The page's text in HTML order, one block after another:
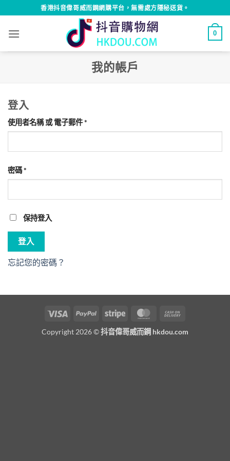
to
content
香港抖音偉哥威而鋼網購平台，無需處方隱秘送貨。
0
我的帳戶
登入
使用者名稱 或 電子郵件*
填
密碼*
填
保持登入
登入
忘記您的密碼？
Visa PayPal Stripe MasterCard
Delivery
Copyright 2026 ©抖音偉哥威而鋼 hkdou.com